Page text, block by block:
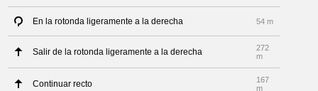
En la rotonda ligeramente a la derecha 54 m
Salir de la rotonda ligeramente a la derecha
272
m
Continuar recto
167
m